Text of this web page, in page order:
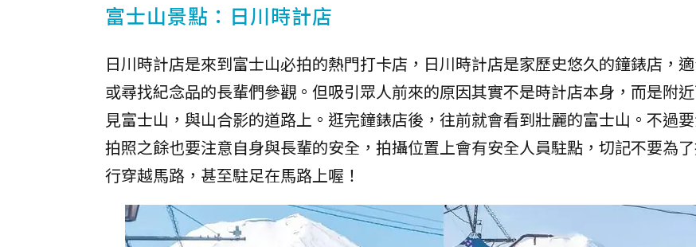
富士山景點：日川時計店
日川時計店是來到富士山必拍的熱門打卡店，日川時計店是家歷史悠久的鐘錶店，
或尋找紀念品的長輩們參觀。但吸引眾人前來的原因其實不是時計店本身，而是附
見富士山，與山合影的道路上。逛完鐘錶店後，往前就會看到壯麗的富士山。不過要
拍照之餘也要注意自身與長輩的安全，拍攝位置上會有安全人員駐點，切記不要為
行穿越馬路，甚至駐足在馬路上喔！